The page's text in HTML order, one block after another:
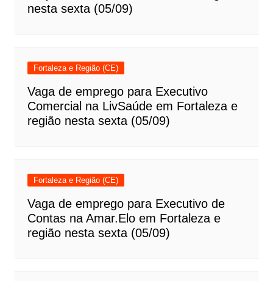
nesta sexta (05/09)
Fortaleza e Região (CE)
Vaga de emprego para Executivo
Comercial na LivSaúde em Fortaleza e
região nesta sexta (05/09)
Fortaleza e Região (CE)
Vaga de emprego para Executivo de
Contas na Amar.Elo em Fortaleza e
região nesta sexta (05/09)